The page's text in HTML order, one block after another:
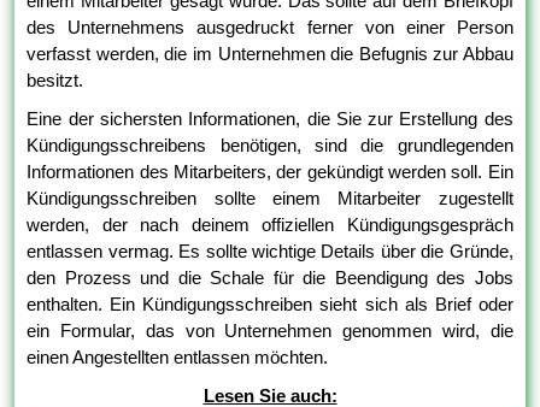
des Unternehmens ausgedruckt ferner von einer Person
verfasst werden, die im Unternehmen die Befugnis zur Abbau
besitzt.
Eine der sichersten Informationen, die Sie zur Erstellung des
Kündigungsschreibens benötigen, sind die grundlegenden
Informationen des Mitarbeiters, der gekündigt werden soll. Ein
Kündigungsschreiben sollte einem Mitarbeiter zugestellt
werden, der nach deinem offiziellen Kündigungsgespräch
entlassen vermag. Es sollte wichtige Details über die Gründe,
den Prozess und die Schale für die Beendigung des Jobs
enthalten. Ein Kündigungsschreiben sieht sich als Brief oder
ein Formular, das von Unternehmen genommen wird, die
einen Angestellten entlassen möchten.
Lesen Sie auch: